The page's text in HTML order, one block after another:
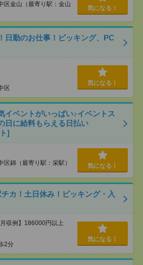
区金山（最寄り駅：金山
気になる！
日勤のお仕事！ピッキング、PC
区
気になる！
イベントがいっぱい♪イベントス
日に給料もらえる日払い
]
区錦（最寄り駅：栄駅） 気になる！
カ！土日休み！ピッキング・入
収例】186000円以上
2分
気になる！